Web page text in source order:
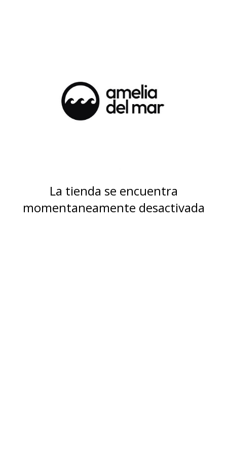
La tienda se encuentra
momentaneamente desactivada